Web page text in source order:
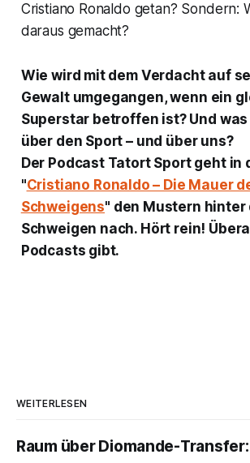
Cristiano Ronaldo getan? Sondern:
daraus gemacht?
Wie wird mit dem Verdacht auf
Gewalt umgegangen, wenn ein
Superstar betroffen ist? Und
über den Sport – und über uns?
Der Podcast Tatort Sport geht in
"Cristiano Ronaldo – Die Mauer
Schweigens" den Mustern hinter
Schweigen nach. Hört rein!
Podcasts gibt.
WEITERLESEN
Raum über Diomande-